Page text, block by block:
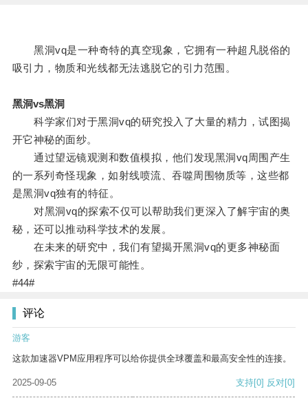
黑洞vq是一种奇特的真空现象，它拥有一种超凡脱俗的
吸引力，物质和光线都无法逃脱它的引力范围。
黑洞vs黑洞
科学家们对于黑洞vq的研究投入了大量的精力，试图揭
开它神秘的面纱。
通过望远镜观测和数值模拟，他们发现黑洞vq周围产生
的一系列奇怪现象，如射线喷流、吞噬周围物质等，这些都
是黑洞vq独有的特征。
对黑洞vq的探索不仅可以帮助我们更深入了解宇宙的奥
秘，还可以推动科学技术的发展。
在未来的研究中，我们有望揭开黑洞vq的更多神秘面
纱，探索宇宙的无限可能性。
#44#
评论
游客
这款加速器VPM应用程序可以给你提供全球覆盖和最高安全性的连接。
2025-09-05 支持[0] 反对[0]